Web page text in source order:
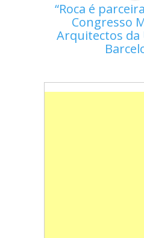
Roca é
Congresso
Arquitectos da